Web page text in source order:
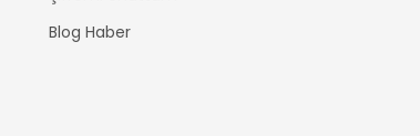
Blog Haber